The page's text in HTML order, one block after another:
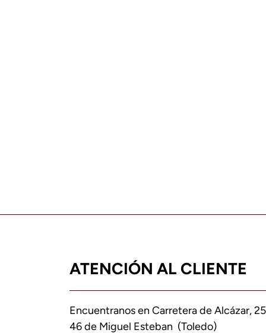
ATENCIÓN AL CLIENTE
Encuentranos en Carretera de Alcázar,
46 de Miguel Esteban (Toledo)